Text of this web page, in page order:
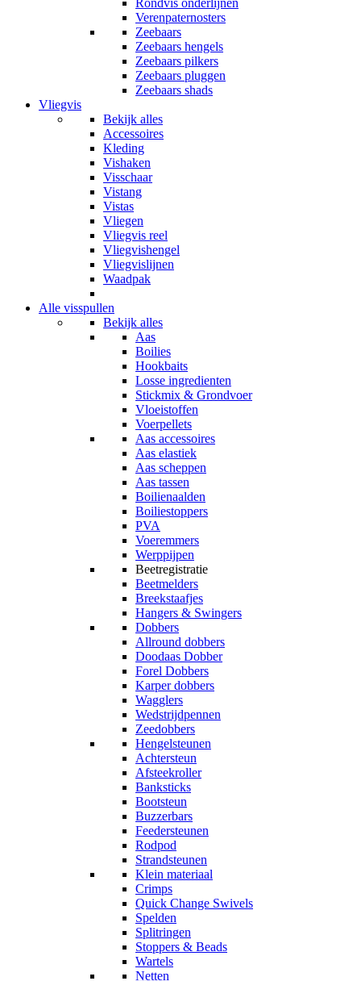
Rondvis onderlijnen
Verenpaternosters
Zeebaars
Zeebaars hengels
Zeebaars pilkers
Zeebaars pluggen
Zeebaars shads
Vliegvis
Bekijk alles
Accessoires
Kleding
Vishaken
Visschaar
Vistang
Vistas
Vliegen
Vliegvis reel
Vliegvishengel
Vliegvislijnen
Waadpak
Alle visspullen
Bekijk alles
Aas
Boilies
Hookbaits
Losse ingredienten
Stickmix & Grondvoer
Vloeistoffen
Voerpellets
Aas accessoires
Aas elastiek
Aas scheppen
Aas tassen
Boilienaalden
Boiliestoppers
PVA
Voeremmers
Werppijpen
Beetregistratie
Beetmelders
Breekstaafjes
Hangers & Swingers
Dobbers
Allround dobbers
Doodaas Dobber
Forel Dobbers
Karper dobbers
Wagglers
Wedstrijdpennen
Zeedobbers
Hengelsteunen
Achtersteun
Afsteekroller
Banksticks
Bootsteun
Buzzerbars
Feedersteunen
Rodpod
Strandsteunen
Klein materiaal
Crimps
Quick Change Swivels
Spelden
Splitringen
Stoppers & Beads
Wartels
Netten